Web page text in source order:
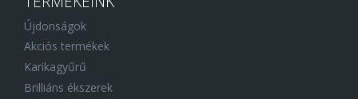
Újdonságok
Akciós termékek
Karikagyűrű
Brilliáns ékszerek